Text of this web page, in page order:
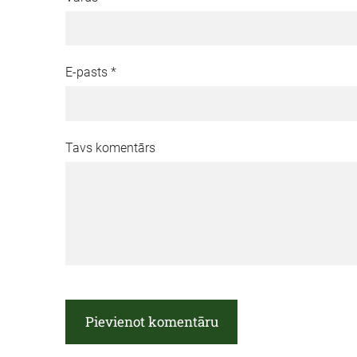
E-pasts *
Tavs komentārs